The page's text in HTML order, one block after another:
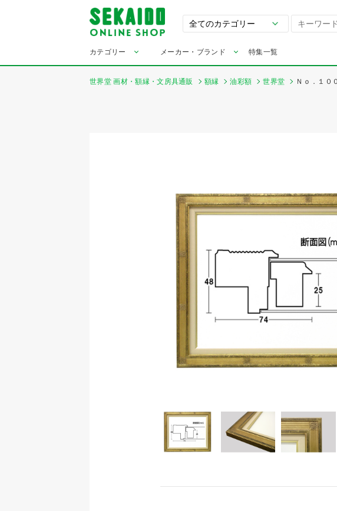
カテゴリー メーカー・ブランド 特集一覧
世界堂 画材・額縁・文房具通販 額縁 油彩額 世界堂 Ｎｏ．１０